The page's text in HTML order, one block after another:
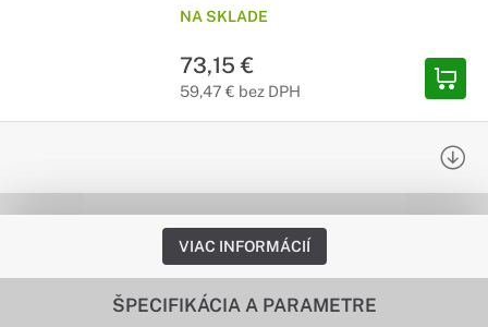
NA SKLADE
73,15 €
59,47 € bez DPH
VIAC INFORMÁCIÍ
ŠPECIFIKÁCIA A PARAMETRE